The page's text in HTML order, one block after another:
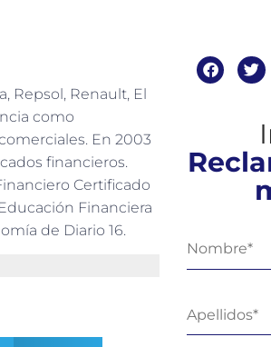
Repsol, Renault, El
como
En 2003
financieros.
Certificado
Financiera
de Diario 16.